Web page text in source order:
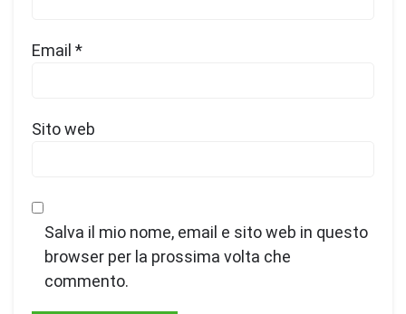
Email *
Sito web
Salva il mio nome, email e sito web in questo
browser per la prossima volta che
commento.